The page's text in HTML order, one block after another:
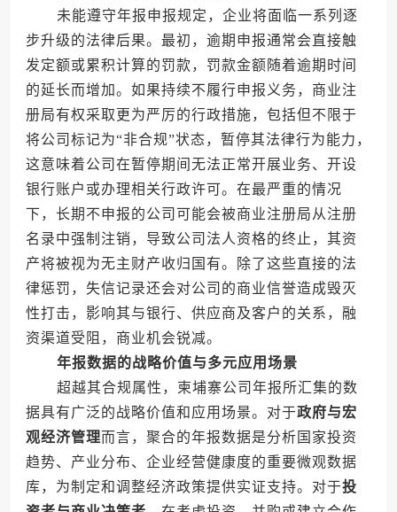
未能遵守年报申报规定，企业将面临一系列逐
步升级的法律后果。最初，逾期申报通常会直接触
发定额或累积计算的罚款，罚款金额随着逾期时间
的延长而增加。如果持续不履行申报义务，商业注
册局有权采取更为严厉的行政措施，包括但不限于
将公司标记为“非合规”状态，暂停其法律行为能力，
这意味着公司在暂停期间无法正常开展业务、开设
银行账户或办理相关行政许可。在最严重的情况
下，长期不申报的公司可能会被商业注册局从注册
名录中强制注销，导致公司法人资格的终止，其资
产将被视为无主财产收归国有。除了这些直接的法
律惩罚，失信记录还会对公司的商业信誉造成毁灭
性打击，影响其与银行、供应商及客户的关系，融
资渠道受阻，商业机会锐减。
年报数据的战略价值与多元应用场景
超越其合规属性，柬埔寨公司年报所汇集的数
据具有广泛的战略价值和应用场景。对于政府与宏
观经济管理而言，聚合的年报数据是分析国家投资
趋势、产业分布、企业经营健康度的重要微观数据
库，为制定和调整经济政策提供实证支持。对于投